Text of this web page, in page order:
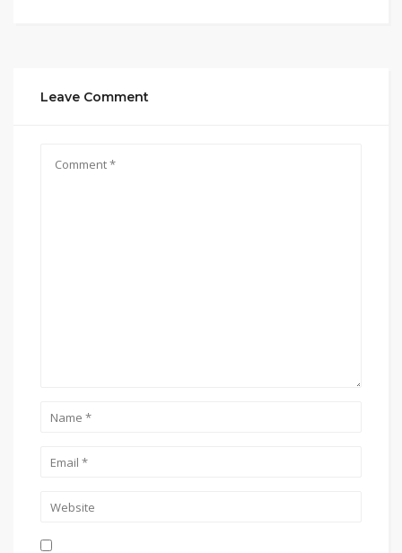
Leave Comment